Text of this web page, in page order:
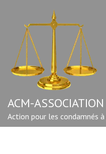
contenu
(Pressez
Entrée)
ACM-ASSOCIATION
Action pour les condamnés